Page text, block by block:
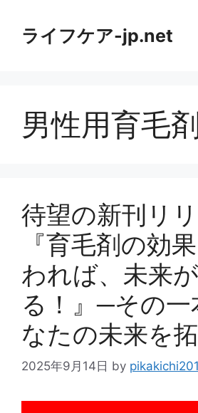
ライフケア-jp.net
男性用育毛
待望の新刊リリ
『育毛剤の効
われば、未来
る！』─その一
なたの未来を拓
2025年9月14日 by